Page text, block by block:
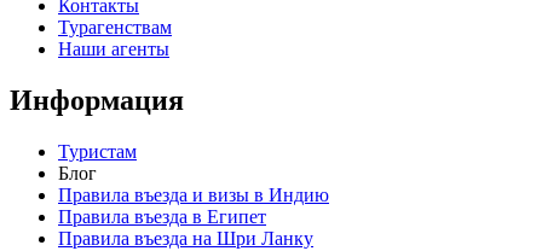
Контакты
Турагенствам
Наши агенты
Информация
Туристам
Блог
Правила въезда и визы в Индию
Правила въезда в Египет
Правила въезда на Шри Ланку